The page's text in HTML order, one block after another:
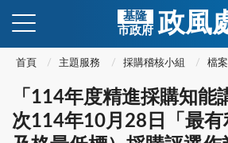
基隆
市政府 政風
首頁 主題服務 採購稽核小組 檔
「114年度精進採購知能
次114年10月28日「最